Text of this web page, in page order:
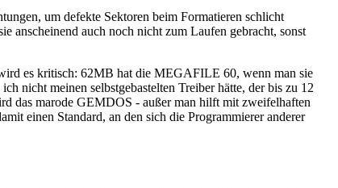
um defekte Sektoren beim Formatieren schlicht
anscheinend auch noch nicht zum Laufen gebracht, sonst
es kritisch: 62MB hat die MEGAFILE 60, wenn man sie
nicht meinen selbstgebastelten Treiber hätte, der bis zu 12
das marode GEMDOS - außer man hilft mit zweifelhaften
einen Standard, an den sich die Programmierer anderer